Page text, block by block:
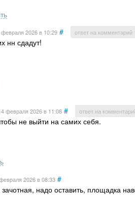
февраля 2026в 10:29 # ответ на комментарий
нн сдадут!
февраля 2026в 11:08 # ответ на
не выйти на самих себя.
2026в 08:33 #
надо оставить, площадка